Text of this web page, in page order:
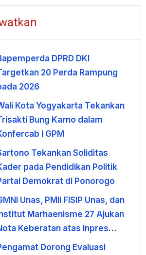
DPRD DKI
20 Perda Rampung
2026
Kota Yogyakarta Tekankan
Bung Karno dalam
I GPM
Tekankan Soliditas
pada Pendidikan Politik
Demokrat di Ponorogo
Unas, PMII FISIP Unas, dan
Marhaenisme 27 Ajukan
Keberatan atas Inpres
Dorong Evaluasi